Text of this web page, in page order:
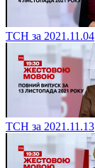
ТСН за 2021.11.04
ТСН за 2021.11.13